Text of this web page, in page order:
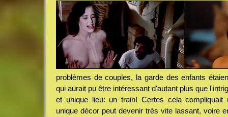
problèmes de couples, la garde des enfants
qui aurait pu être intéressant d'autant plus que
et unique lieu: un train! Certes cela
unique décor peut devenir très vite lassant, voire